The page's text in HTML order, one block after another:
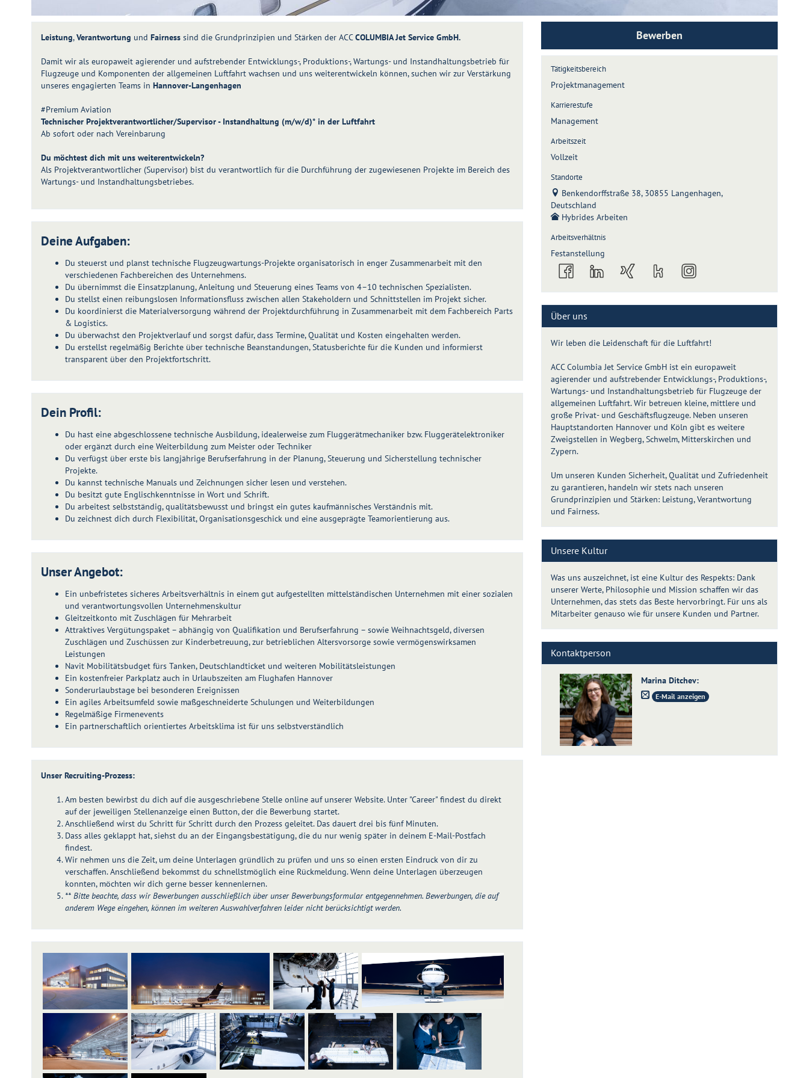
Leistung,Verantwortung und Fairness sind die Grundprinzipien und Stärken der ACCCOLUMBIA Jet Service GmbH.
Damit wir als europaweit agierender und aufstrebender Entwicklungs-, Produktions-, Wartungs- und Instandhaltungsbetrieb für
Flugzeuge und Komponenten der allgemeinen Luftfahrt wachsen und uns weiterentwickeln können, suchen wir zur Verstärkung
unseres engagierten Teams in Hannover-Langenhagen
#Premium Aviation
Technischer Projektverantwortlicher/Supervisor - Instandhaltung (m/w/d)* in der Luftfahrt
Ab sofort oder nach Vereinbarung
Du möchtest dich mit uns weiterentwickeln?
Als Projektverantwortlicher (Supervisor) bist du verantwortlich für die Durchführung der zugewiesenen Projekte im Bereich des
Wartungs- und Instandhaltungsbetriebes.
Deine Aufgaben:
Du steuerst und planst technische Flugzeugwartungs-Projekte organisatorisch in enger Zusammenarbeit mit den
verschiedenen Fachbereichen des Unternehmens.
Du übernimmst die Einsatzplanung, Anleitung und Steuerung eines Teams von 4–10 technischen Spezialisten.
Du stellst einen reibungslosen Informationsfluss zwischen allen Stakeholdern und Schnittstellen im Projekt sicher.
Du koordinierst die Materialversorgung während der Projektdurchführung in Zusammenarbeit mit dem Fachbereich Parts
& Logistics.
Du überwachst den Projektverlauf und sorgst dafür, dass Termine, Qualität und Kosten eingehalten werden.
Du erstellst regelmäßig Berichte über technische Beanstandungen, Statusberichte für die Kunden und informierst
transparent über den Projektfortschritt.
Dein Profil:
Du hast eine abgeschlossene technische Ausbildung, idealerweise zum Fluggerätmechaniker bzw. Fluggerätelektroniker
oder ergänzt durch eine Weiterbildung zum Meister oder Techniker
Du verfügst über erste bis langjährige Berufserfahrung in der Planung, Steuerung und Sicherstellung technischer
Projekte.
Du kannst technische Manuals und Zeichnungen sicher lesen und verstehen.
Du besitzt gute Englischkenntnisse in Wort und Schrift.
Du arbeitest selbstständig, qualitätsbewusst und bringst ein gutes kaufmännisches Verständnis mit.
Du zeichnest dich durch Flexibilität, Organisationsgeschick und eine ausgeprägte Teamorientierung aus.
Unser Angebot:
Ein unbefristetes sicheres Arbeitsverhältnis in einem gut aufgestellten mittelständischen Unternehmen mit einer sozialen
und verantwortungsvollen Unternehmenskultur
Gleitzeitkonto mit Zuschlägen für Mehrarbeit
Attraktives Vergütungspaket – abhängig von Qualifikation und Berufserfahrung – sowie Weihnachtsgeld, diversen
Zuschlägen und Zuschüssen zur Kinderbetreuung, zur betrieblichen Altersvorsorge sowie vermögenswirksamen
Leistungen
Navit Mobilitätsbudget fürs Tanken, Deutschlandticket und weiteren Mobilitätsleistungen
Ein kostenfreier Parkplatz auch in Urlaubszeiten am Flughafen Hannover
Sonderurlaubstage bei besonderen Ereignissen
Ein agiles Arbeitsumfeld sowie maßgeschneiderte Schulungen und Weiterbildungen
Regelmäßige Firmenevents
Ein partnerschaftlich orientiertes Arbeitsklima ist für uns selbstverständlich
Unser Recruiting-Prozess:
Am besten bewirbst du dich auf die ausgeschriebene Stelle online auf unserer Website. Unter "Career" findest du direkt
auf der jeweiligen Stellenanzeige einen Button, der die Bewerbung startet.
Anschließend wirst du Schritt für Schritt durch den Prozess geleitet. Das dauert drei bis fünf Minuten.
Dass alles geklappt hat, siehst du an der Eingangsbestätigung, die du nur wenig später in deinem E-Mail-Postfach
findest.
Wir nehmen uns die Zeit, um deine Unterlagen gründlich zu prüfen und uns so einen ersten Eindruck von dir zu
verschaffen. Anschließend bekommst du schnellstmöglich eine Rückmeldung. Wenn deine Unterlagen überzeugen
konnten, möchten wir dich gerne besser kennenlernen.
** Bitte beachte, dass wir Bewerbungen ausschließlich über unser Bewerbungsformular entgegennehmen. Bewerbungen, die auf
anderem Wege eingehen, können im weiteren Auswahlverfahren leider nicht berücksichtigt werden.
Bewerben
Tätigkeitsbereich
Projektmanagement
Karrierestufe
Management
Arbeitszeit
Vollzeit
Standorte
Benkendorffstraße 38, 30855 Langenhagen,
Deutschland
Hybrides Arbeiten
Arbeitsverhältnis
Festanstellung
Über uns
Wir leben die Leidenschaft für die Luftfahrt!
ACC Columbia Jet Service GmbH ist ein europaweit
agierender und aufstrebender Entwicklungs-, Produktions-,
Wartungs- und Instandhaltungsbetrieb für Flugzeuge der
allgemeinen Luftfahrt. Wir betreuen kleine, mittlere und
große Privat- und Geschäftsflugzeuge. Neben unseren
Hauptstandorten Hannover und Köln gibt es weitere
Zweigstellen in Wegberg, Schwelm, Mitterskirchen und
Zypern.
Um unseren Kunden Sicherheit, Qualität und Zufriedenheit
zu garantieren, handeln wir stets nach unseren
Grundprinzipien und Stärken: Leistung, Verantwortung
und Fairness.
Unsere Kultur
Was uns auszeichnet, ist eine Kultur des Respekts: Dank
unserer Werte, Philosophie und Mission schaffen wir das
Unternehmen, das stets das Beste hervorbringt. Für uns als
Mitarbeiter genauso wie für unsere Kunden und Partner.
Kontaktperson
Marina Ditchev:
E-Mail anzeigen